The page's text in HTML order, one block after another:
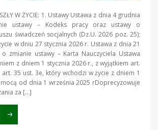
W ŻYCIE: 1. Ustawy Ustawa z dnia 4 grudnia
ustawy – Kodeks pracy oraz ustawy o
świadczeń socjalnych (Dz.U. 2026 poz. 25);
w dniu 27 stycznia 2026 r. Ustawa z dnia 21
zmianie ustawy – Karta Nauczyciela Ustawa
z dniem 1 stycznia 2026 r., z wyjątkiem art.
35 ust. 3e, który wchodzi w życie z dniem 1
od dnia 1 września 2025 rDoprecyzowuje
za […]